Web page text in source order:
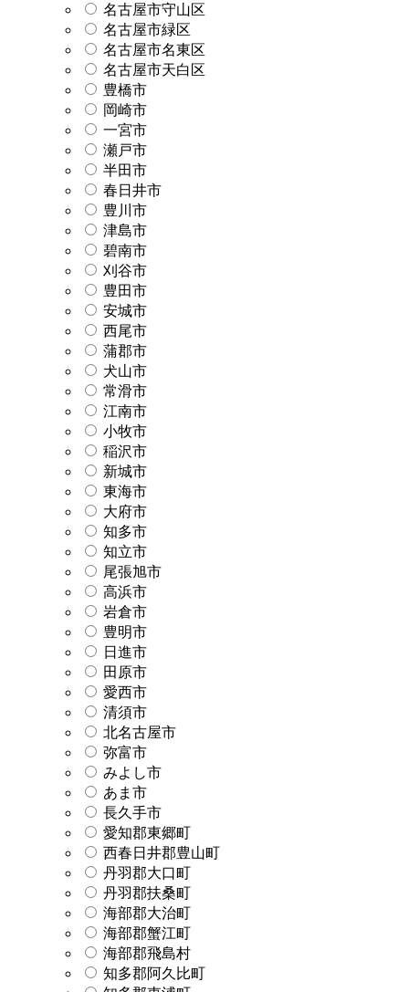
名古屋市守山区
名古屋市緑区
名古屋市名東区
名古屋市天白区
豊橋市
岡崎市
一宮市
瀬戸市
半田市
春日井市
豊川市
津島市
碧南市
刈谷市
豊田市
安城市
西尾市
蒲郡市
犬山市
常滑市
江南市
小牧市
稲沢市
新城市
東海市
大府市
知多市
知立市
尾張旭市
高浜市
岩倉市
豊明市
日進市
田原市
愛西市
清須市
北名古屋市
弥富市
みよし市
あま市
長久手市
愛知郡東郷町
西春日井郡豊山町
丹羽郡大口町
丹羽郡扶桑町
海部郡大治町
海部郡蟹江町
海部郡飛島村
知多郡阿久比町